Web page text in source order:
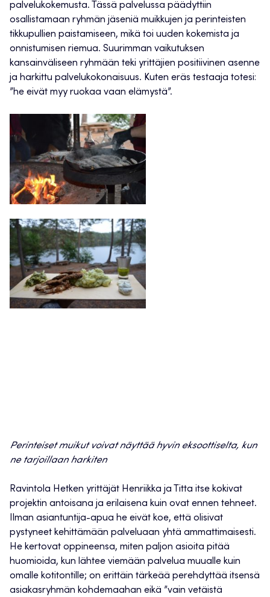
palvelukokemusta. Tässä palvelussa päädyttiin
osallistamaan ryhmän jäseniä muikkujen ja perinteisten
tikkupullien paistamiseen, mikä toi uuden kokemista ja
onnistumisen riemua. Suurimman vaikutuksen
kansainväliseen ryhmään teki yrittäjien positiivinen asenne
ja harkittu palvelukokonaisuus. Kuten eräs testaaja totesi:
”he eivät myy ruokaa vaan elämystä”.
Perinteiset muikut voivat näyttää hyvin eksoottiselta, kun
ne tarjoillaan harkiten
Ravintola Hetken yrittäjät Henriikka ja Titta itse kokivat
projektin antoisana ja erilaisena kuin ovat ennen tehneet.
Ilman asiantuntija-apua he eivät koe, että olisivat
pystyneet kehittämään palveluaan yhtä ammattimaisesti.
He kertovat oppineensa, miten paljon asioita pitää
huomioida, kun lähtee viemään palvelua muualle kuin
omalle kotitontille; on erittäin tärkeää perehdyttää itsensä
asiakasryhmän kohdemaahan eikä ”vain vetäistä